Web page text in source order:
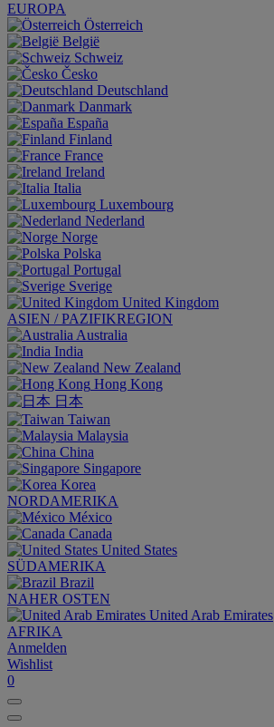
EUROPA
Österreich
België
Schweiz
Česko
Deutschland
Danmark
España
Finland
France
Ireland
Italia
Luxembourg
Nederland
Norge
Polska
Portugal
Sverige
United Kingdom
ASIEN / PAZIFIKREGION
Australia
India
New Zealand
Hong Kong
日本
Taiwan
Malaysia
China
Singapore
Korea
NORDAMERIKA
México
Canada
United States
SÜDAMERIKA
Brazil
NAHER OSTEN
United Arab Emirates
AFRIKA
Anmelden
Wishlist
0